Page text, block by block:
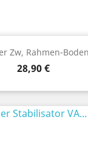
Zw, Rahmen-
Preis
28,90 €